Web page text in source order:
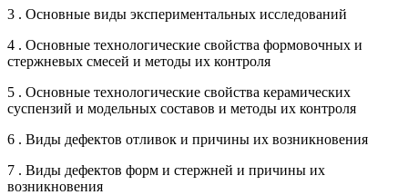
3 . Основные виды экспериментальных исследований
4 . Основные технологические свойства формовочных и
стержневых смесей и методы их контроля
5 . Основные технологические свойства керамических
суспензий и модельных составов и методы их контроля
6 . Виды дефектов отливок и причины их возникновения
7 . Виды дефектов форм и стержней и причины их
возникновения